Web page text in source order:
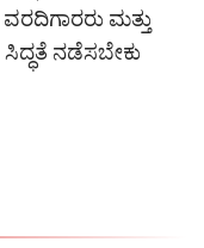
ಮತ್ತು
ನಡೆಸಬೇಕು